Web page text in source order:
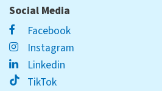
Social Media
Facebook
Instagram
Linkedin
TikTok